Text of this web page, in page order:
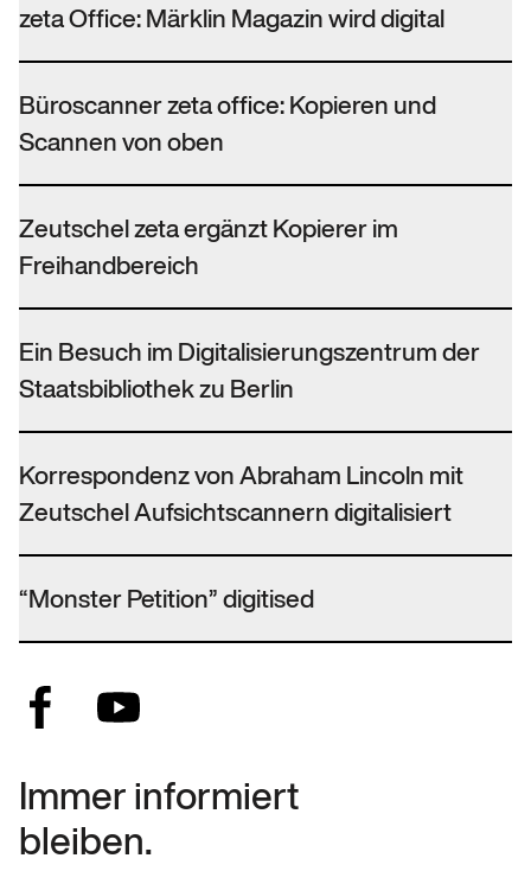
zeta Office: Märklin Magazin wird digital
Büroscanner zeta office: Kopieren und
Scannen von oben
Zeutschel zeta ergänzt Kopierer im
Freihandbereich
Ein Besuch im Digitalisierungszentrum der
Staatsbibliothek zu Berlin
Korrespondenz von Abraham Lincoln mit
Zeutschel Aufsichtscannern digitalisiert
“Monster Petition” digitised
Immer informiert
bleiben.